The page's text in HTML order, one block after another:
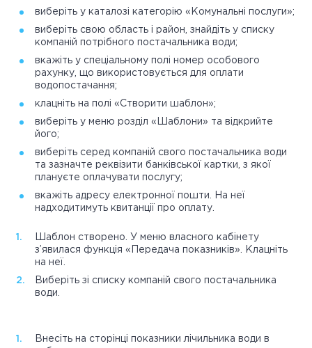
виберіть у каталозі категорію «Комунальні послуги»;
виберіть свою область і район, знайдіть у списку
компаній потрібного постачальника води;
вкажіть у спеціальному полі номер особового
рахунку, що використовується для оплати
водопостачання;
клацніть на полі «Створити шаблон»;
виберіть у меню розділ «Шаблони» та відкрийте
його;
виберіть серед компаній свого постачальника води
та зазначте реквізити банківської картки, з якої
плануєте оплачувати послугу;
вкажіть адресу електронної пошти. На неї
надходитимуть квитанції про оплату.
Шаблон створено. У меню власного кабінету
з’явилася функція «Передача показників». Клацніть
на неї.
Виберіть зі списку компаній свого постачальника
води.
Внесіть на сторінці показники лічильника води в